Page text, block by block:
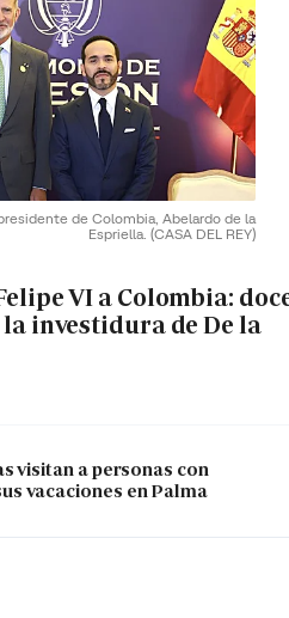
de Colombia, Abelardo de la
Espriella. (CASA DEL REY)
VI a Colombia:
investidura de De la
visitan a personas con
vacaciones en Palma